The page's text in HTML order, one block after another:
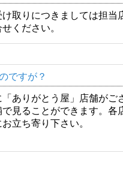
取りにつきましては担
ください。
ですが？
ありがとう屋」店舗が
見ることができます。
立ち寄り下さい。